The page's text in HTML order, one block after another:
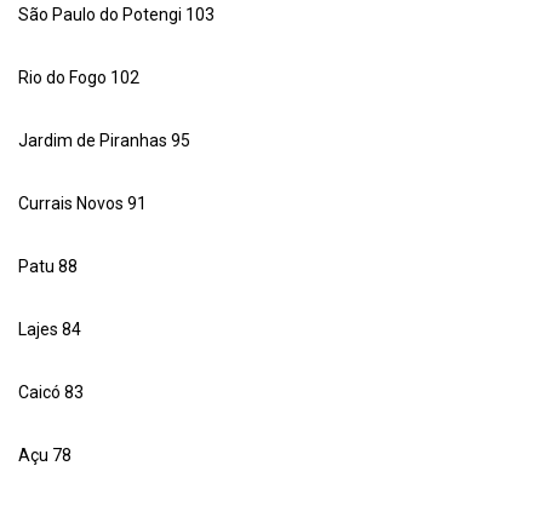
São Paulo do Potengi 103
Rio do Fogo 102
Jardim de Piranhas 95
Currais Novos 91
Patu 88
Lajes 84
Caicó 83
Açu 78